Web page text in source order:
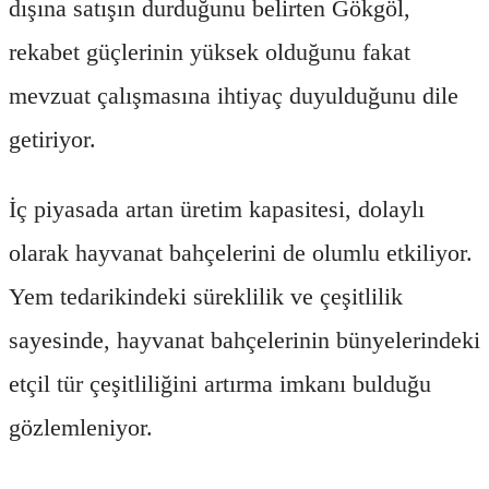
dışına satışın durduğunu belirten Gökgöl,
rekabet güçlerinin yüksek olduğunu fakat
mevzuat çalışmasına ihtiyaç duyulduğunu dile
getiriyor.
İç piyasada artan üretim kapasitesi, dolaylı
olarak hayvanat bahçelerini de olumlu etkiliyor.
Yem tedarikindeki süreklilik ve çeşitlilik
sayesinde, hayvanat bahçelerinin bünyelerindeki
etçil tür çeşitliliğini artırma imkanı bulduğu
gözlemleniyor.